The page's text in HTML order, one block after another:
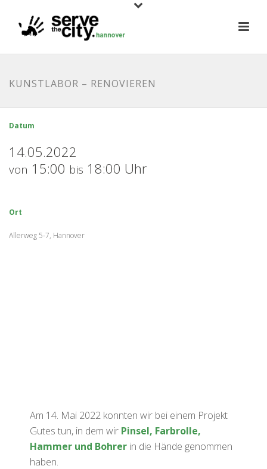
KUNSTLABOR – RENOVIEREN
Datum
14.05.2022
von 15:00 bis 18:00 Uhr
Ort
Allerweg 5-7, Hannover
Am 14. Mai 2022 konnten wir bei einem Projekt
Gutes tun, in dem wir Pinsel, Farbrolle,
Hammer und Bohrer in die Hände genommen
haben.